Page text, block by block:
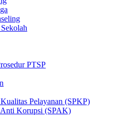
PTSP
Pelayanan (SPKP)
Anti Korupsi (SPAK)